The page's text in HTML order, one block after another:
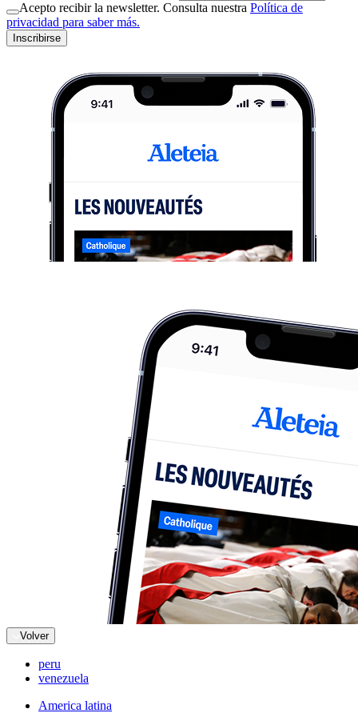
Acepto recibir la newsletter. Consulta nuestra Política de
privacidad para saber más.
Inscribirse
Volver
peru
venezuela
America latina